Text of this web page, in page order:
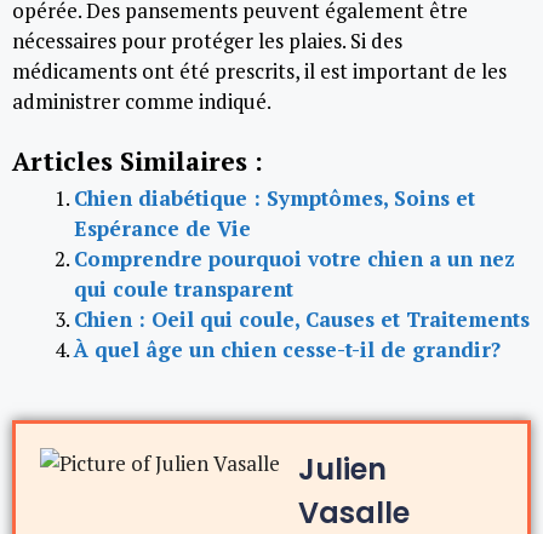
opérée. Des pansements peuvent également être
nécessaires pour protéger les plaies. Si des
médicaments ont été prescrits, il est important de les
administrer comme indiqué.
Articles Similaires :
Chien diabétique : Symptômes, Soins et
Espérance de Vie
Comprendre pourquoi votre chien a un nez
qui coule transparent
Chien : Oeil qui coule, Causes et Traitements
À quel âge un chien cesse-t-il de grandir?
Julien
Vasalle